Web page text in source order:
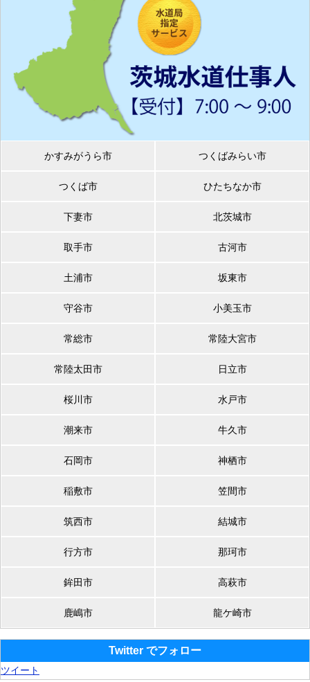
かすみがうら市 つくばみらい市
つくば市 ひたちなか市
下妻市 北茨城市
取手市 古河市
土浦市 坂東市
守谷市 小美玉市
常総市 常陸大宮市
常陸太田市 日立市
桜川市 水戸市
潮来市 牛久市
石岡市 神栖市
稲敷市 笠間市
筑西市 結城市
行方市 那珂市
鉾田市 高萩市
鹿嶋市 龍ケ崎市
Twitter でフォロー
ツイート